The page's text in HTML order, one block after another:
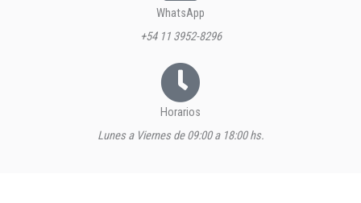
WhatsApp
+54 11 3952-8296
Horarios
Lunes a Viernes de 09:00 a 18:00 hs.